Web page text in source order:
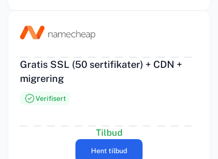
Gratis SSL (50 sertifikater) + CDN +
migrering
Verifisert
Tilbud
Hent tilbud